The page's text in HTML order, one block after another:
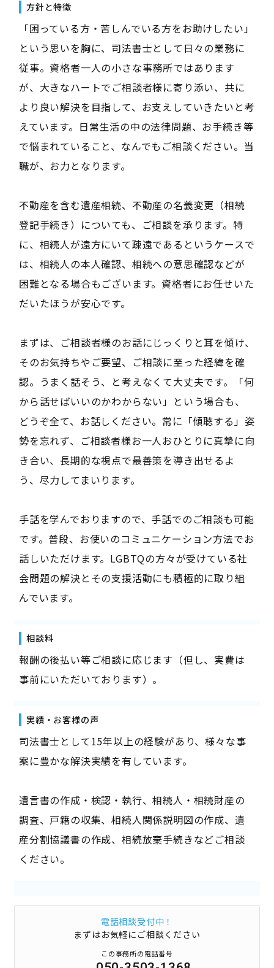
方針と特徴
「困っている方・苦しんでいる方をお助けしたい」
という思いを胸に、司法書士として日々の業務に
従事。資格者一人の小さな事務所ではあります
が、大きなハートでご相談者様に寄り添い、共に
より良い解決を目指して、お支えしていきたいと考
えています。日常生活の中の法律問題、お手続き等
で悩まれていること、なんでもご相談ください。当
職が、お力となります。
不動産を含む遺産相続、不動産の名義変更（相続
登記手続き）についても、ご相談を承ります。特
に、相続人が遠方にいて疎遠であるというケースで
は、相続人の本人確認、相続への意思確認などが
困難となる場合もございます。資格者にお任せいた
だいたほうが安心です。
まずは、ご相談者様のお話にじっくりと耳を傾け、
そのお気持ちやご要望、ご相談に至った経緯を確
認。うまく話そう、と考えなくて大丈夫です。「何
から話せばいいのかわからない」という場合も、
どうぞ全て、お話しください。常に「傾聴する」姿
勢を忘れず、ご相談者様お一人おひとりに真摯に向
き合い、長期的な視点で最善策を導き出せるよ
う、尽力してまいります。
手話を学んでおりますので、手話でのご相談も可能
です。普段、お使いのコミュニケーション方法でお
話しいただけます。LGBTQの方々が受けている社
会問題の解決とその支援活動にも積極的に取り組
んでいます。
相談料
報酬の後払い等ご相談に応じます（但し、実費は
事前にいただいております）。
実績・お客様の声
司法書士として15年以上の経験があり、様々な事
案に豊かな解決実績を有しています。
遺言書の作成・検認・執行、相続人・相続財産の
調査、戸籍の収集、相続人関係説明図の作成、遺
産分割協議書の作成、相続放棄手続きなどご相談
ください。
電話相談受付中！
まずはお気軽にご相談ください
この事務所の電話番号